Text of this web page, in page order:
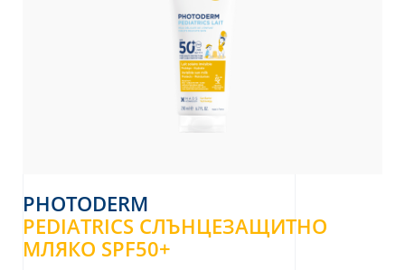
PHOTODERM
PEDIATRICS СЛЪНЦЕЗАЩИТНО
МЛЯКО SPF50+